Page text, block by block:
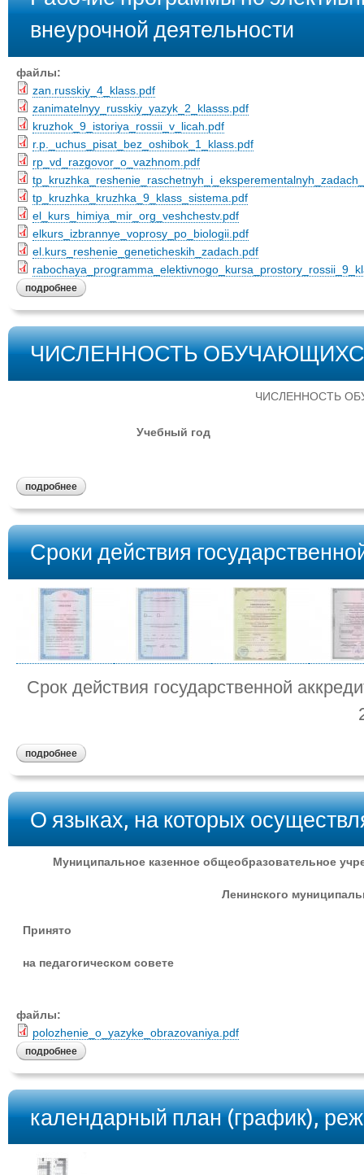
внеурочной деятельности
файлы:
zan.russkiy_4_klass.pdf
zanimatelnyy_russkiy_yazyk_2_klasss.pdf
kruzhok_9_istoriya_rossii_v_licah.pdf
r.p._uchus_pisat_bez_oshibok_1_klass.pdf
rp_vd_razgovor_o_vazhnom.pdf
tp_kruzhka_kruzhka_9_klass_sistema.pdf
el_kurs_himiya_mir_org_veshchestv.pdf
elkurs_izbrannye_voprosy_po_biologii.pdf
el.kurs_reshenie_geneticheskih_zadach.pdf
подробнее
ЧИСЛЕННОСТЬ
ЧИСЛЕННОСТЬ
Учебный год
подробнее
Сроки действия
Срок действия государственной
подробнее
О языках, на которых
Муниципальное казенное общеобразовательное
Ленинского
Принято
на педагогическом совете
файлы:
polozhenie_o_yazyke_obrazovaniya.pdf
подробнее
календарный план (график),